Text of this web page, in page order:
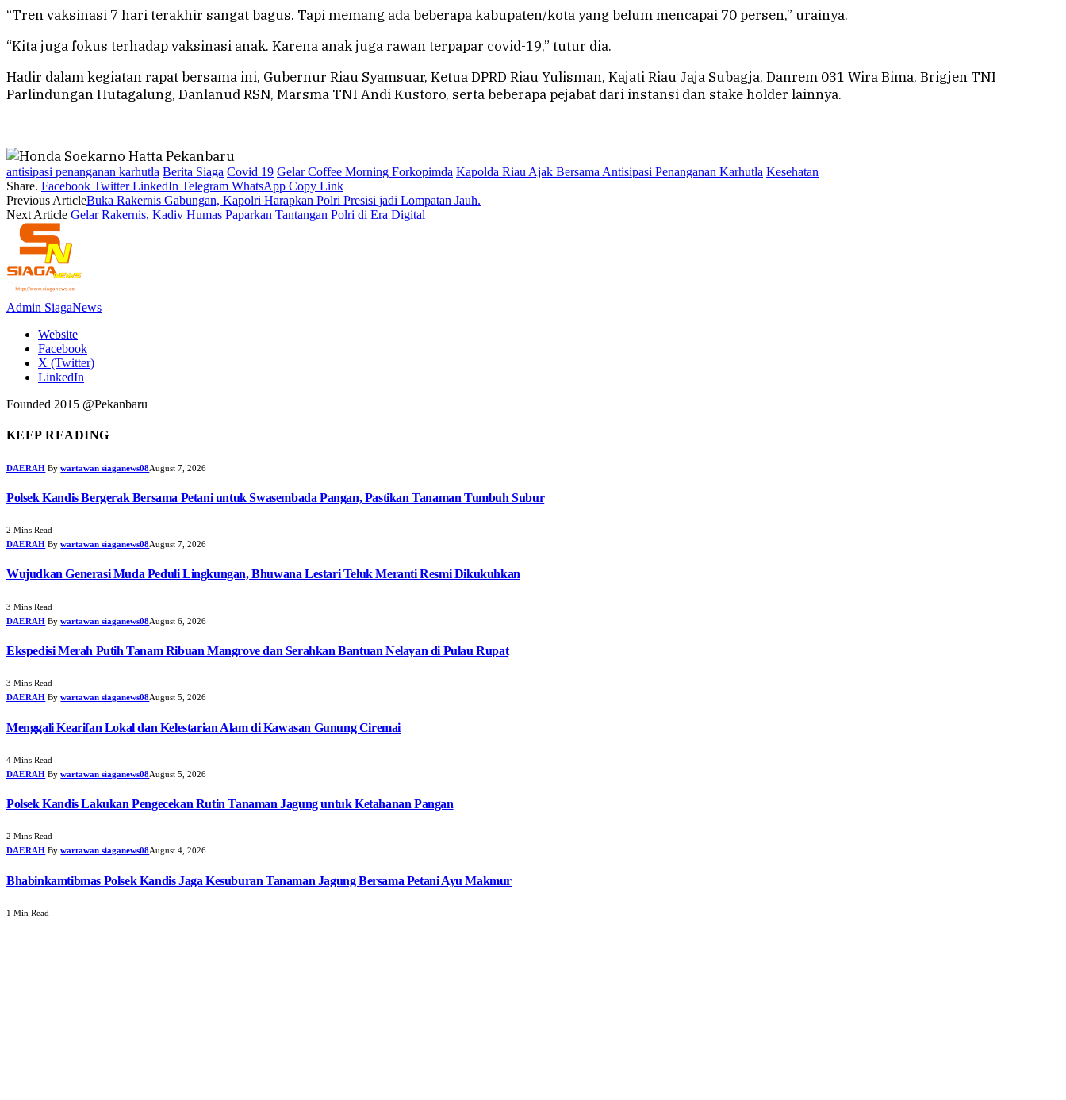
“Tren vaksinasi 7 hari terakhir sangat bagus. Tapi memang ada beberapa kabupaten/kota yang belum mencapai 70 persen,” urainya.
“Kita juga fokus terhadap vaksinasi anak. Karena anak juga rawan terpapar covid-19,” tutur dia.
Hadir dalam kegiatan rapat bersama ini, Gubernur Riau Syamsuar, Ketua DPRD Riau Yulisman, Kajati Riau Jaja Subagja, Danrem 031 Wira Bima, Brigjen TNI
Parlindungan Hutagalung, Danlanud RSN, Marsma TNI Andi Kustoro, serta beberapa pejabat dari instansi dan stake holder lainnya.
antisipasi penanganan karhutla Berita Siaga Covid 19 Gelar Coffee Morning Forkopimda Kapolda Riau Ajak Bersama Antisipasi Penanganan Karhutla Kesehatan
Share. Facebook Twitter LinkedIn Telegram WhatsApp Copy Link
Previous ArticleBuka Rakernis Gabungan, Kapolri Harapkan Polri Presisi jadi Lompatan Jauh.
Next Article Gelar Rakernis, Kadiv Humas Paparkan Tantangan Polri di Era Digital
Admin SiagaNews
Website
Facebook
X (Twitter)
LinkedIn
Founded 2015 @Pekanbaru
KEEP READING
DAERAH By wartawan siaganews08August 7, 2026
Polsek Kandis Bergerak Bersama Petani untuk Swasembada Pangan, Pastikan Tanaman Tumbuh Subur
2 Mins Read
DAERAH By wartawan siaganews08August 7, 2026
Wujudkan Generasi Muda Peduli Lingkungan, Bhuwana Lestari Teluk Meranti Resmi Dikukuhkan
3 Mins Read
DAERAH By wartawan siaganews08August 6, 2026
Ekspedisi Merah Putih Tanam Ribuan Mangrove dan Serahkan Bantuan Nelayan di Pulau Rupat
3 Mins Read
DAERAH By wartawan siaganews08August 5, 2026
Menggali Kearifan Lokal dan Kelestarian Alam di Kawasan Gunung Ciremai
4 Mins Read
DAERAH By wartawan siaganews08August 5, 2026
Polsek Kandis Lakukan Pengecekan Rutin Tanaman Jagung untuk Ketahanan Pangan
2 Mins Read
DAERAH By wartawan siaganews08August 4, 2026
Bhabinkamtibmas Polsek Kandis Jaga Kesuburan Tanaman Jagung Bersama Petani Ayu Makmur
1 Min Read